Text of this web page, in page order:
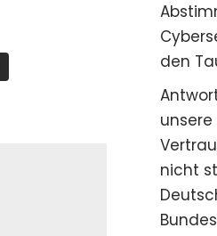
den
unsere
nicht